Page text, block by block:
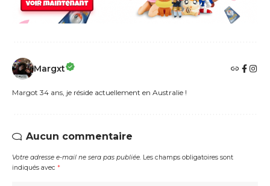
Margxt
Margot 34 ans, je réside actuellement en Australie !
Aucun commentaire
Votre adresse e-mail ne sera pas publiée. Les champs obligatoires sont
indiqués avec *